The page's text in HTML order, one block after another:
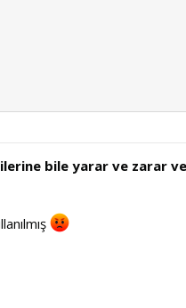
bile yarar ve zarar